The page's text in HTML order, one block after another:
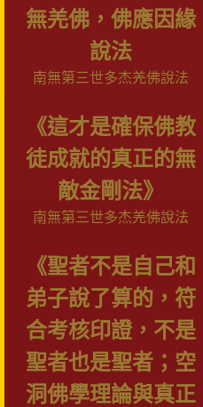
無羌佛，佛應因緣
說法
南無第三世多杰羌佛說法
《這才是確保佛教
徒成就的真正的無
敵金剛法》
南無第三世多杰羌佛說法
《聖者不是自己和
弟子說了算的，符
合考核印證，不是
聖者也是聖者；空
洞佛學理論與真正